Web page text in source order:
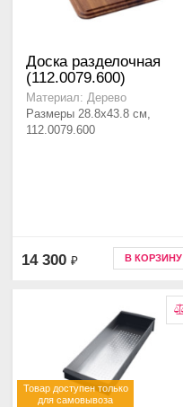
Доска разделочная
(112.0079.600)
Материал: Дерево
Размеры 28.8x43.8 см,
112.0079.600
14 300 ₽ В КОРЗИНУ
Товар доступен только
для самовывоза